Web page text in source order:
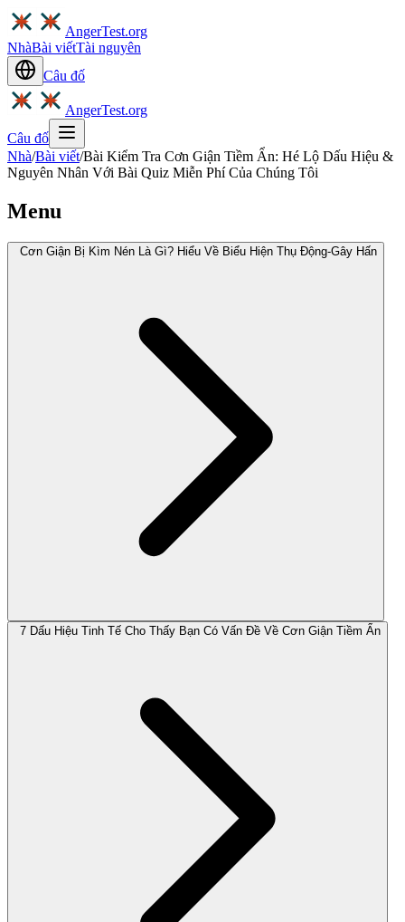
AngerTest.org
NhàBài viếtTài nguyên
Câu đố
AngerTest.org
Câu đố
Nhà/Bài viết/Bài Kiểm Tra Cơn Giận Tiềm Ẩn: Hé Lộ Dấu Hiệu &
Nguyên Nhân Với Bài Quiz Miễn Phí Của Chúng Tôi
Menu
Cơn Giận Bị Kìm Nén Là Gì? Hiểu Về Biểu Hiện Thụ Động-Gây Hấn
7 Dấu Hiệu Tinh Tế Cho Thấy Bạn Có Vấn Đề Về Cơn Giận Tiềm Ẩn